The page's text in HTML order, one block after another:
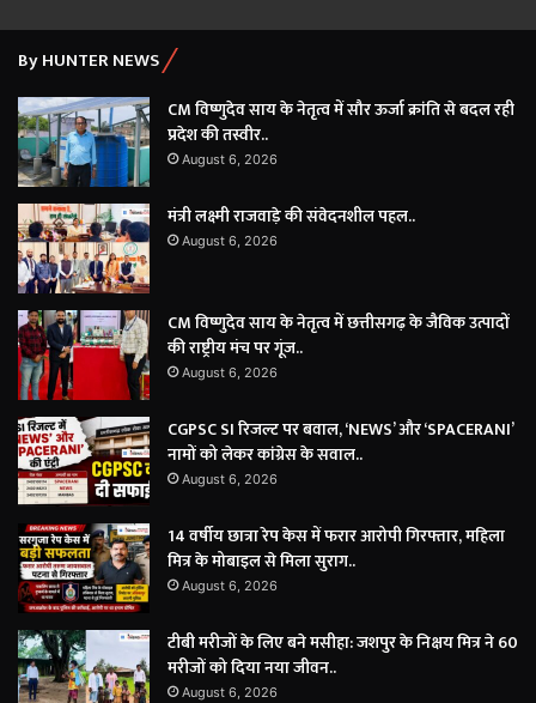
By HUNTER NEWS
CM विष्णुदेव साय के नेतृत्व में सौर ऊर्जा क्रांति से बदल रही
प्रदेश की तस्वीर..
August 6, 2026
मंत्री लक्ष्मी राजवाड़े की संवेदनशील पहल..
August 6, 2026
CM विष्णुदेव साय के नेतृत्व में छत्तीसगढ़ के जैविक उत्पादों
की राष्ट्रीय मंच पर गूंज..
August 6, 2026
CGPSC SI रिजल्ट पर बवाल, ‘NEWS’ और ‘SPACERANI’
नामों को लेकर कांग्रेस के सवाल..
August 6, 2026
14 वर्षीय छात्रा रेप केस में फरार आरोपी गिरफ्तार, महिला
मित्र के मोबाइल से मिला सुराग..
August 6, 2026
टीबी मरीजों के लिए बने मसीहा: जशपुर के निक्षय मित्र ने 60
मरीजों को दिया नया जीवन..
August 6, 2026